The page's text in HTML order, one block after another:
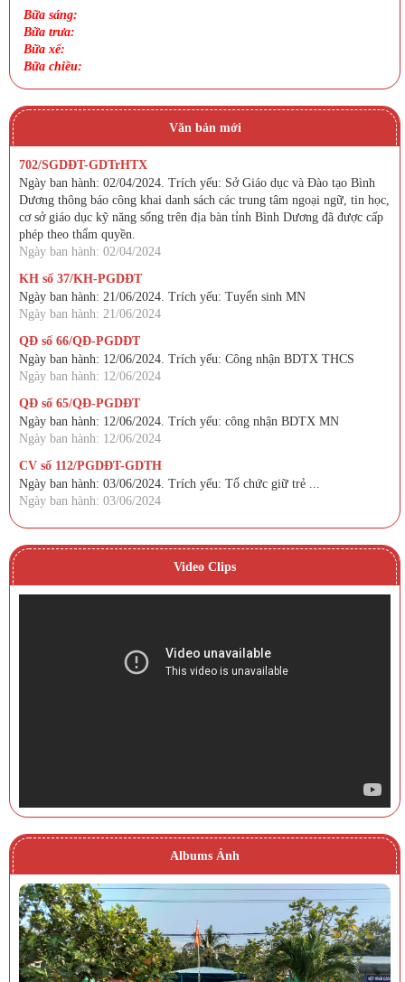
Bữa sáng:
Bữa trưa:
Bữa xế:
Bữa chiều:
Văn bản mới
702/SGDĐT-GDTrHTX
Ngày ban hành: 02/04/2024. Trích yếu: Sở Giáo dục và Đào tạo Bình
Dương thông báo công khai danh sách các trung tâm ngoại ngữ, tin học,
cơ sở giáo dục kỹ năng sống trên địa bàn tỉnh Bình Dương đã được cấp
phép theo thẩm quyền.
Ngày ban hành: 02/04/2024
KH số 37/KH-PGDĐT
Ngày ban hành: 21/06/2024. Trích yếu: Tuyển sinh MN
Ngày ban hành: 21/06/2024
QĐ số 66/QĐ-PGDĐT
Ngày ban hành: 12/06/2024. Trích yếu: Công nhận BDTX THCS
Ngày ban hành: 12/06/2024
QĐ số 65/QĐ-PGDĐT
Ngày ban hành: 12/06/2024. Trích yếu: công nhận BDTX MN
Ngày ban hành: 12/06/2024
CV số 112/PGDĐT-GDTH
Ngày ban hành: 03/06/2024. Trích yếu: Tổ chức giữ trẻ ...
Ngày ban hành: 03/06/2024
Video Clips
Albums Ảnh